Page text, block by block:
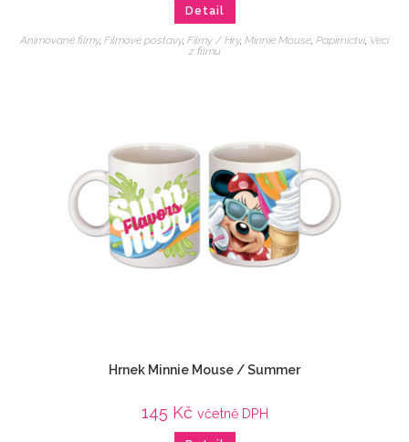
Detail
Animované filmy, Filmové postavy, Filmy / Hry, Minnie Mouse, Papírnictví, Veci
z filmu
Hrnek Minnie Mouse / Summer
145 Kč včetně DPH